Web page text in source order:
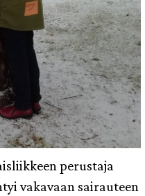
perustaja
vakavaan sairauteen